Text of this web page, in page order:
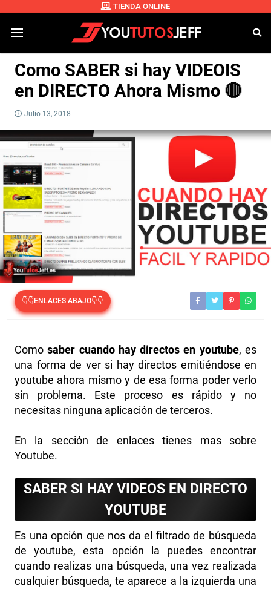
TIENDA ONLINE
Como SABER si hay VIDEOIS
en DIRECTO Ahora Mismo 🔴
Julio 13, 2018
👇👇ENLACES ABAJO👇👇
Comosaber cuando hay directos en youtube, es
una forma de ver si hay directos emitiéndose en
youtube ahora mismo y de esa forma poder verlo
sin problema. Este proceso es rápido y no
necesitas ninguna aplicación de terceros.
En la sección de enlaces tienes mas sobre
Youtube.
SABER SI HAY VIDEOS EN DIRECTO
YOUTUBE
Es una opción que nos da el filtrado de búsqueda
de youtube, esta opción la puedes encontrar
cuando realizas una búsqueda, una vez realizada
cualquier búsqueda, te aparece a la izquierda una